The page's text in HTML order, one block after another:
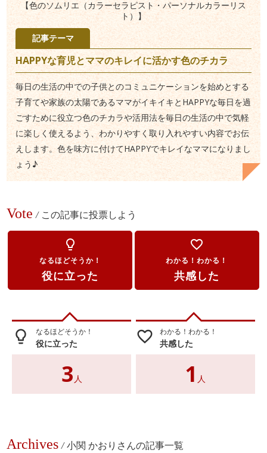
【色のソムリエ（カラーセラピスト・パーソナルカラーリス
ト）】
記事テーマ
HAPPYな育児とママのキレイに活かす色のチカラ
毎日の生活の中での子供とのコミュニケーションを始めとする
子育てや家族の太陽であるママがイキイキとHAPPYな毎日を過
ごすために役立つ色のチカラや活用法を毎日の生活の中で気軽
に楽しく使えるよう、わかりやすく取り入れやすい内容でお伝
えします。色を味方に付けてHAPPYでキレイなママになりまし
ょう♪
Vote / この記事に投票しよう
lightbulb_outline
なるほどそうか！
役に立った
favorite_border
わかる！わかる！
共感した
lightbulb_outline なるほどそうか！
役に立った
3 人
favorite_border わかる！わかる！
共感した
1 人
Archives / 小関 かおりさんの記事一覧